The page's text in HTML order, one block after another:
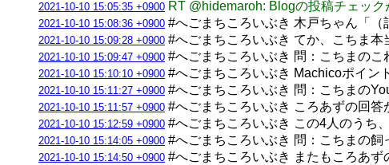
2021-10-10 15:05:35 +0900 RT @hidemaroh: Blogの投稿チェッ
2021-10-10 15:08:36 +0900 #へごまちころいぶき 木戸ちゃん「（
2021-10-10 15:09:28 +0900 #へごまちころいぶき てか、こちま
2021-10-10 15:09:47 +0900 #へごまちころいぶき 問：こちまの
2021-10-10 15:10:10 +0900 #へごまちころいぶき Machicoポイン
2021-10-10 15:11:27 +0900 #へごまちころいぶき 問：こちまの
2021-10-10 15:11:57 +0900 #へごまちころいぶき ころあずの回答
2021-10-10 15:12:59 +0900 #へごまちころいぶき この4人のうち
2021-10-10 15:14:05 +0900 #へごまちころいぶき 問：こちまの
2021-10-10 15:14:50 +0900 #へごまちころいぶき またもころあず